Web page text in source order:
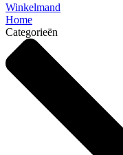
Winkelmand
Home
Categorieën